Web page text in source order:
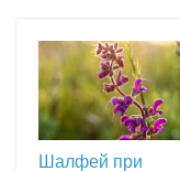
Шалфей при